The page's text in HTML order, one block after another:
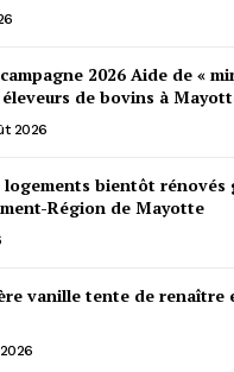
2026 Aide de «
de bovins à
2026
bientôt rénovés
Région de Mayotte
vanille tente de renaître